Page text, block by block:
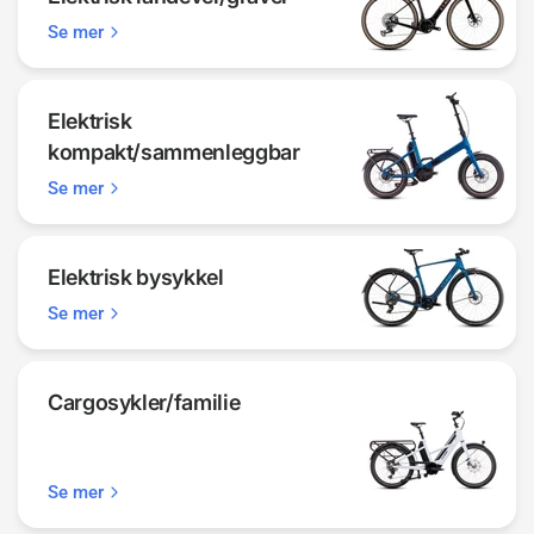
Se mer
Elektrisk
kompakt/sammenleggbar
Se mer
Elektrisk bysykkel
Se mer
Cargosykler/familie
Se mer